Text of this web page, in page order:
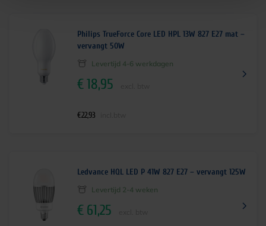
Philips TrueForce Core LED HPL 13W 827 E27 mat –
vervangt 50W
Levertijd 4-6 werkdagen
€18,95
€22,93
Ledvance HQL LED P 41W 827 E27 – vervangt 125W
Levertijd 2-4 weken
€ 61,25